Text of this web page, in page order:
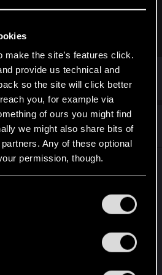
make the site’s features click.
provide us technical and
so the site will click better
you, for example via
of ours you might find
we might also share bits of
Any of these optional
permission, though.
regarding them in the
to expand...
się nie do poznania.
Forum regular
Feb 24, 2025
jakieś kilkanaście godzin i
ale podoba mi się.
czy ktoś w KCD 1 miał
bez zarzutu). Mam zdaje się